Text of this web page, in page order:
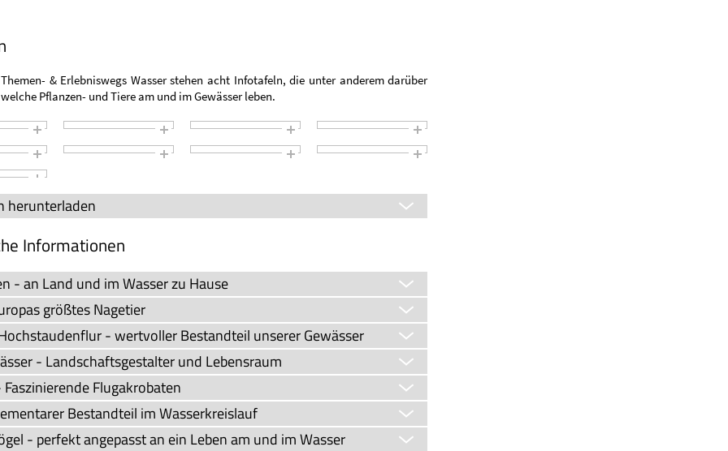
& Erlebniswegs Wasser stehen acht Infotafeln, die unter anderem darüber
Pflanzen- und Tiere am und im Gewässer leben.
herunterladen
Informationen
- an Land und im Wasser zu Hause
größtes Nagetier
- wertvoller Bestandteil unserer Gewässer
- Landschaftsgestalter und Lebensraum
Flugakrobaten
Bestandteil im Wasserkreislauf
- perfekt angepasst an ein Leben am und im Wasser